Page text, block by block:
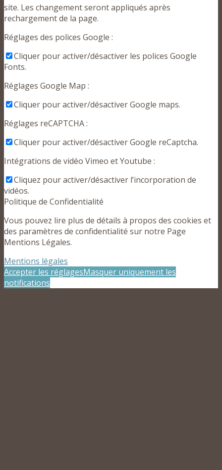
site. Les changement seront appliqués après
rechargement de la page.
Réglages des polices Google :
Cliquer pour activer/désactiver les polices Google
Fonts.
Réglages Google Map :
Cliquer pour activer/désactiver Google maps.
Réglages reCAPTCHA :
Cliquer pour activer/désactiver Google reCaptcha.
Intégrations de vidéo Vimeo et Youtube :
Cliquez pour activer/désactiver l’incorporation de
vidéos.
Politique de Confidentialité
Vous pouvez lire plus de détails à propos des cookies et
des paramètres de confidentialité sur notre Page
Mentions Légales.
Mentions légales
Accepter les réglagesMasquer uniquement les
notifications